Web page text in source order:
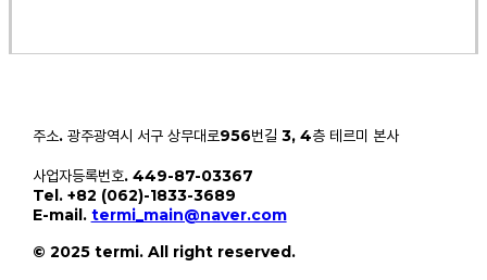
주소. 광주광역시 서구 상무대로956번길 3, 4층 테르미 본사
사업자등록번호. 449-87-03367
Tel. +82 (062)-1833-3689
E-mail. termi_main@naver.com
© 2025 termi. All right reserved.